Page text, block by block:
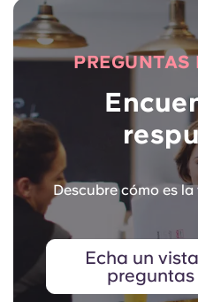
PREGUNTAS
Descubre cómo es
Echa un